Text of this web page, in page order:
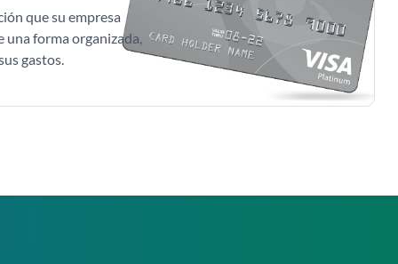
que su empresa
una forma organizada,
gastos.